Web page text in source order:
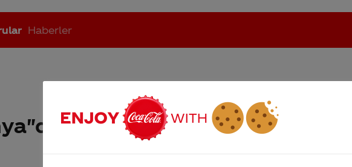
Haberler
mı Yani ... Coca-Cola'nın Filistin'de fabr... Coca-Cola’yı kim buldu?
gunluk ortalama satisi